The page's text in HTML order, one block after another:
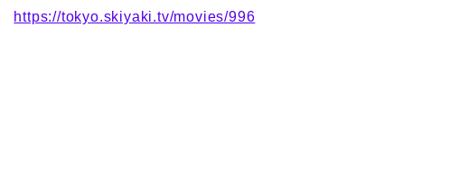
https://tokyo.skiyaki.tv/movies/996